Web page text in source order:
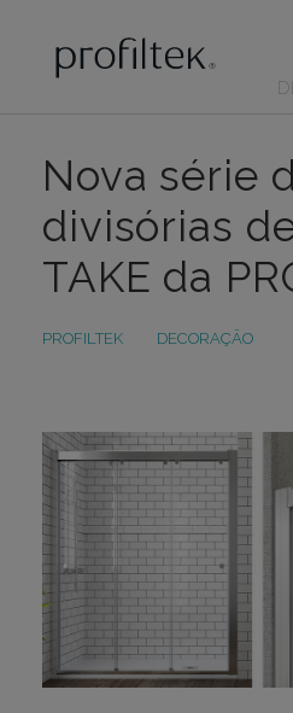
Nova série
divisórias
TAKE da
PROFILTEK DECORAÇÃO